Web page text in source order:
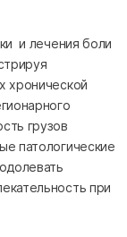
и лечения боли
хронической
грузов
патологические
при